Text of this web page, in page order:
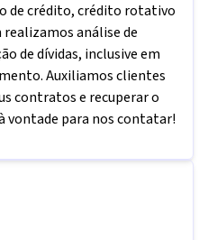
de crédito, crédito rotativo
realizamos análise de
de dívidas, inclusive em
Auxiliamos clientes
contratos e recuperar o
vontade para nos contatar!